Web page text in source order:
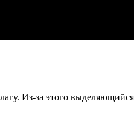
Из-за этого